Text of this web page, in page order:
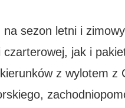
sezon letni i
jak i
z wylotem